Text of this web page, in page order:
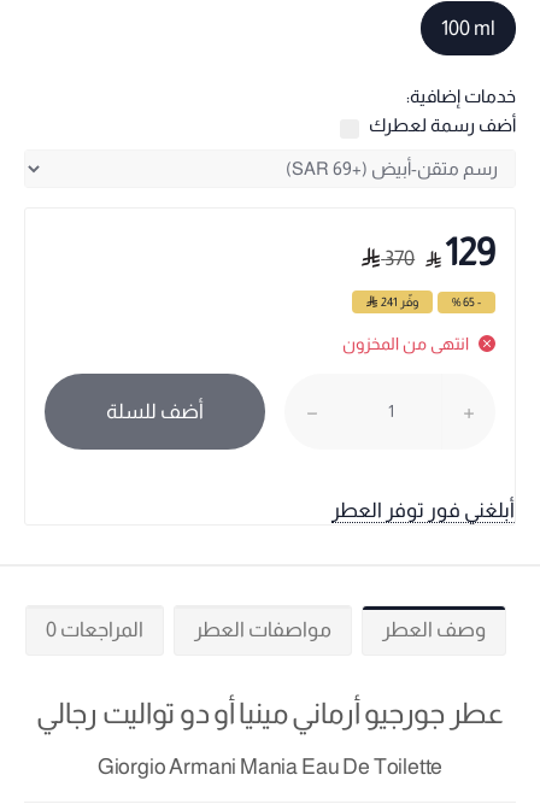
100 ml
خدمات إضافية:
أضف رسمة لعطرك
129
370
- 65 % وفّر 241
انتهى من المخزون
أضف للسلة
أبلغني فور توفر العطر
وصف العطر مواصفات العطر المراجعات 0
عطر جورجيو أرماني مينيا أو دو تواليت رجالي
Giorgio Armani Mania Eau De Toilette